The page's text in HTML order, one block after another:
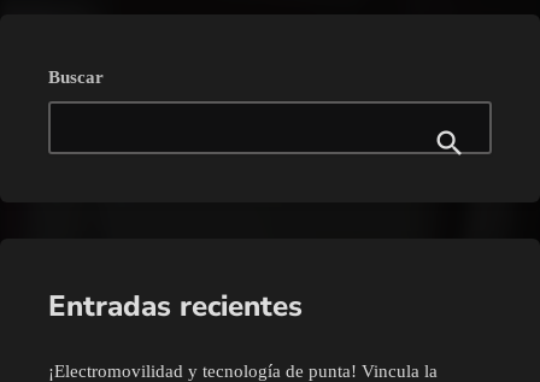
Buscar
Entradas recientes
¡Electromovilidad y tecnología de punta! Vincula la